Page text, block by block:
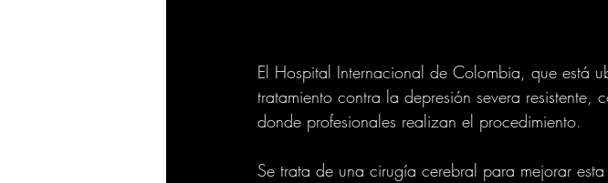
El Hospital Internacional de Colombia, que está
tratamiento contra la depresión severa
donde profesionales realizan el procedimiento.
Se trata de una cirugía cerebral para mejorar